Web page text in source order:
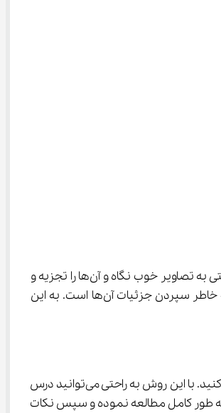
در کتاب جغرافیا تصاویر بسیاری وجود دارد که مرتبط با مطالب موجود در همان صفحه بوده و باید به دقت مورد توجه قرار بگیرد. برای این منظور بایستی به تصاویر خوب نگاه و آن‌ها را تجزیه و
توجه به تصاویر و به خاطر سپردن جزئیات آن‌ها است. به این
در روش مطالعه جغرافیا یازدهم انسانی تاکید شده است تا مطالب درسی را پاراگراف به پاراگراف مطالعه و حتما از خلاصه نویسی و یادداشت برداری استفاده کنید. با این روش به راحتی می‌توانید درس
به طور کامل مطالعه نموده و سپس نکات